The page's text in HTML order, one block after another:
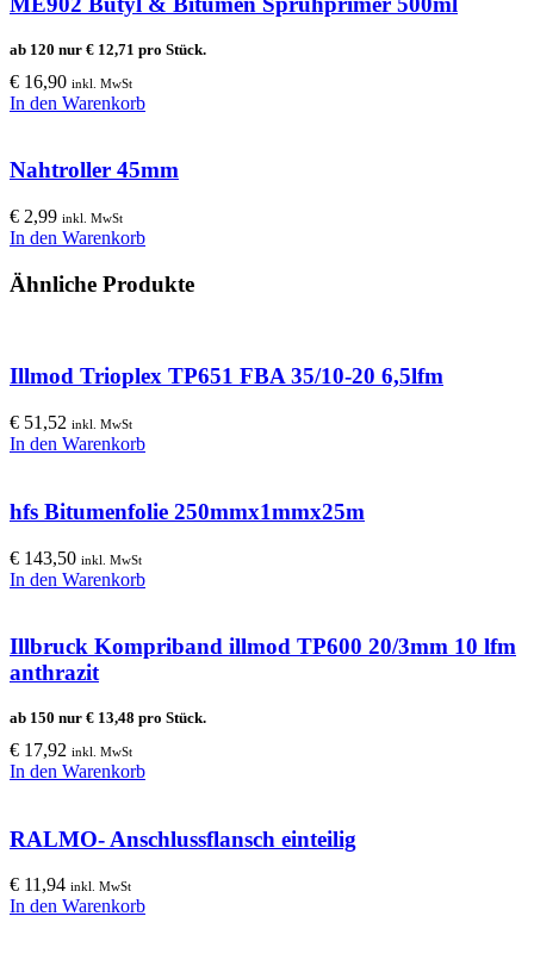
ab 120 nur € 12,71 pro Stück.
€ 16,90 inkl. MwSt
In den Warenkorb
Nahtroller 45mm
€ 2,99 inkl. MwSt
In den Warenkorb
Ähnliche Produkte
Illmod Trioplex TP651 FBA 35/10-20 6,5lfm
€ 51,52 inkl. MwSt
In den Warenkorb
hfs Bitumenfolie 250mmx1mmx25m
€ 143,50 inkl. MwSt
In den Warenkorb
Illbruck Kompriband illmod TP600 20/3mm 10 lfm
anthrazit
ab 150 nur € 13,48 pro Stück.
€ 17,92 inkl. MwSt
In den Warenkorb
RALMO- Anschlussflansch einteilig
€ 11,94 inkl. MwSt
In den Warenkorb